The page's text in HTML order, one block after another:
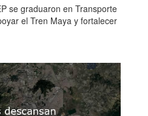
se graduaron en Transporte
el Tren Maya y fortalecer